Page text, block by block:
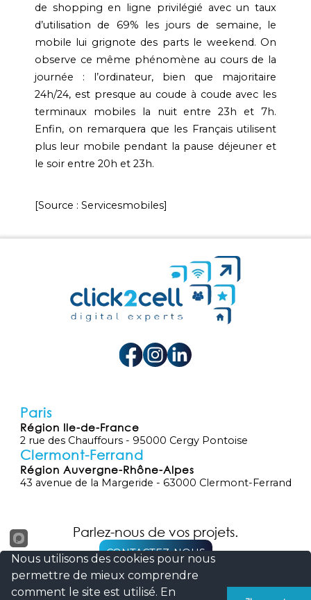
de shopping en ligne privilégié avec un taux
d’utilisation de 69% les jours de semaine, le
mobile lui grignote des parts le weekend. On
observe ce même phénomène au cours de la
journée : l’ordinateur, bien que majoritaire
24h/24, est presque au coude à coude avec les
terminaux mobiles la nuit entre 23h et 7h.
Enfin, on remarquera que les Français utilisent
plus leur mobile pendant la pause déjeuner et
le soir entre 20h et 23h.
[Source : Servicesmobiles]
Paris
Région Ile-de-France
2 rue des Chauffours - 95000 Cergy Pontoise
Clermont-Ferrand
Région Auvergne-Rhône-Alpes
43 avenue de la Margeride - 63000 Clermont-Ferrand
Parlez-nous de vos projets.
CONTACTEZ-NOUS
Nous utilisons des cookies pour nous
permettre de mieux comprendre
comment le site est utilisé. En